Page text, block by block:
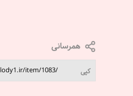
همرسانی
کپی